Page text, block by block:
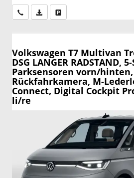
Wir rufen Sie anPDF-Datei, Fahrzeugexposé
Volkswagen T7 Multivan
DSG LANGER RADSTAND,
Parksensoren vorn/hinten,
Rückfahrkamera, M-
Connect, Digital Cockpit
li/re